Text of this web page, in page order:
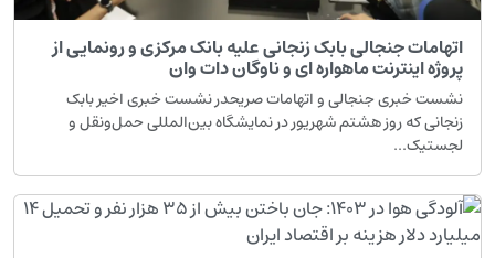
اتهامات جنجالی بابک زنجانی علیه بانک مرکزی و رونمایی از
پروژه اینترنت ماهواره ای و ناوگان دات وان
نشست خبری جنجالی و اتهامات صریحدر نشست خبری اخیر بابک
زنجانی که روز هشتم شهریور در نمایشگاه بین‌المللی حمل‌ونقل و
لجستیک...